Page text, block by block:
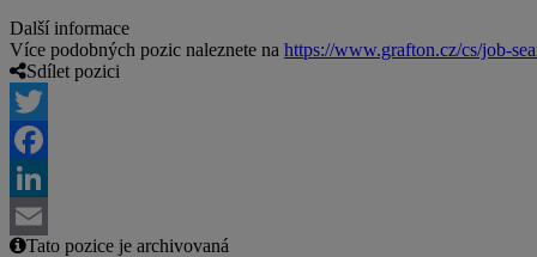
Další informace
Více podobných pozic naleznete na https://www.grafton.cz/cs/job-
Sdílet pozici
Twitter
Facebook
LinkedIn
Tato pozice je archivovaná